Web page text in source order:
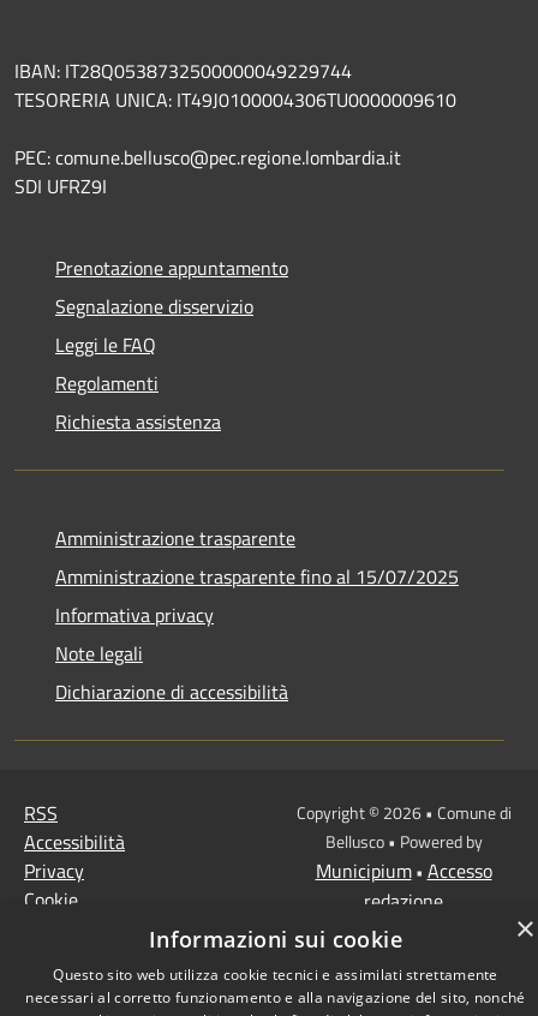
IBAN: IT28Q0538732500000049229744
TESORERIA UNICA: IT49J0100004306TU0000009610
PEC: comune.bellusco@pec.regione.lombardia.it
SDI UFRZ9I
Prenotazione appuntamento
Segnalazione disservizio
Leggi le FAQ
Regolamenti
Richiesta assistenza
Amministrazione trasparente
Amministrazione trasparente fino al 15/07/2025
Informativa privacy
Note legali
Dichiarazione di accessibilità
RSS
Accessibilità
Privacy
Cookie
Copyright © 2026 • Comune di
Bellusco • Powered by
Municipium• Accesso
redazione
×
Informazioni sui cookie
Questo sito web utilizza cookie tecnici e assimilati strettamente
necessari al corretto funzionamento e alla navigazione del sito, nonché